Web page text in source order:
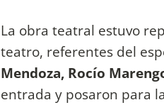
La obra teatral estuvo
teatro, referentes del
Mendoza, Rocío
entrada y posaron para